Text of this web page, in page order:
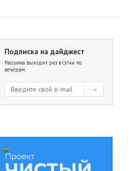
Подписка на дайджест
Рассылка выходит раз в сутки по
вечерам.